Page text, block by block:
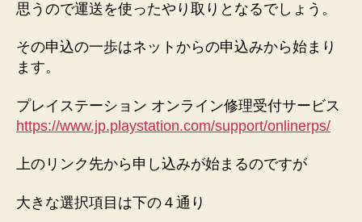
思うので運送を使ったやり取りとなるでしょう。
その申込の一歩はネットからの申込みから始まり
ます。
プレイステーション オンライン修理受付サービス
https://www.jp.playstation.com/support/onlinerps/
上のリンク先から申し込みが始まるのですが
大きな選択項目は下の４通り